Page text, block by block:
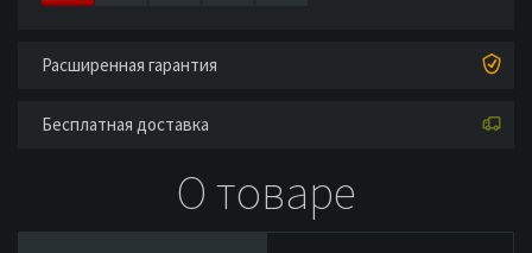
Расширенная гарантия
Бесплатная доставка
О товаре